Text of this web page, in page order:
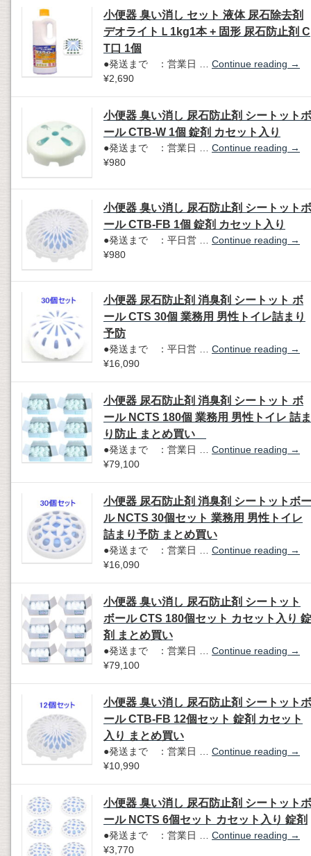
小便器 臭い消し セット 液体 尿石除去剤
デオライトＬ1kg1本 + 固形 尿石防止剤 C
T口 1個
●発送まで ：営業日 … Continue reading →
¥2,690
小便器 臭い消し 尿石防止剤 シートットボ
ール CTB-W 1個 錠剤 カセット入り
●発送まで ：営業日 … Continue reading →
¥980
小便器 臭い消し 尿石防止剤 シートットボ
ール CTB-FB 1個 錠剤 カセット入り
●発送まで ：平日営 … Continue reading →
¥980
小便器 尿石防止剤 消臭剤 シートット ボ
ール CTS 30個 業務用 男性トイレ詰まり
予防
●発送まで ：平日営 … Continue reading →
¥16,090
小便器 尿石防止剤 消臭剤 シートット ボ
ール NCTS 180個 業務用 男性トイレ 詰ま
り防止 まとめ買い
●発送まで ：営業日 … Continue reading →
¥79,100
小便器 尿石防止剤 消臭剤 シートットボー
ル NCTS 30個セット 業務用 男性トイレ
詰まり予防 まとめ買い
●発送まで ：営業日 … Continue reading →
¥16,090
小便器 臭い消し 尿石防止剤 シートット
ボール CTS 180個セット カセット入り 錠
剤 まとめ買い
●発送まで ：営業日 … Continue reading →
¥79,100
小便器 臭い消し 尿石防止剤 シートットボ
ール CTB-FB 12個セット 錠剤 カセット
入り まとめ買い
●発送まで ：営業日 … Continue reading →
¥10,990
小便器 臭い消し 尿石防止剤 シートットボ
ール NCTS 6個セット カセット入り 錠剤
●発送まで ：営業日 … Continue reading →
¥3,770